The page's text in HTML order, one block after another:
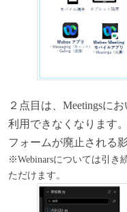
２点目は、Meetingsに
利用できなくなります
フォームが廃止される影
※Webinarsについては引き
ただけます。